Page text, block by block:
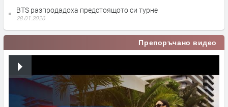
BTS разпродадоха предстоящото си турне
28.01.2026
Препоръчано видео